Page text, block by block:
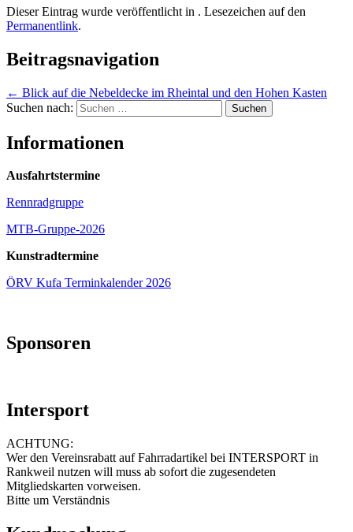
Dieser Eintrag wurde veröffentlicht in . Lesezeichen auf den
Permanentlink.
Beitragsnavigation
← Blick auf die Nebeldecke im Rheintal und den Hohen Kasten
Suchen nach:
Informationen
Ausfahrtstermine
Rennradgruppe
MTB-Gruppe-2026
Kunstradtermine
ÖRV Kufa Terminkalender 2026
Sponsoren
Intersport
ACHTUNG:
Wer den Vereinsrabatt auf Fahrradartikel bei INTERSPORT in
Rankweil nutzen will muss ab sofort die zugesendeten
Mitgliedskarten vorweisen.
Bitte um Verständnis